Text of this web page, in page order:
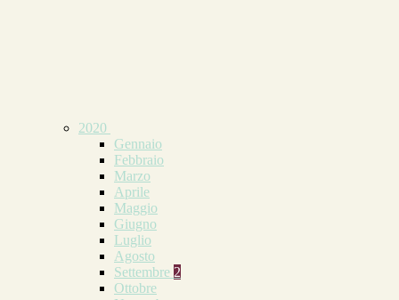
2020
Gennaio
Febbraio
Marzo
Aprile
Maggio
Giugno
Luglio
Agosto
Settembre 2
Ottobre